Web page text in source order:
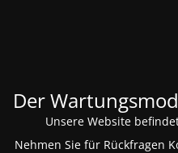
Der
Unsere Website
Nehmen Sie für Rückfragen